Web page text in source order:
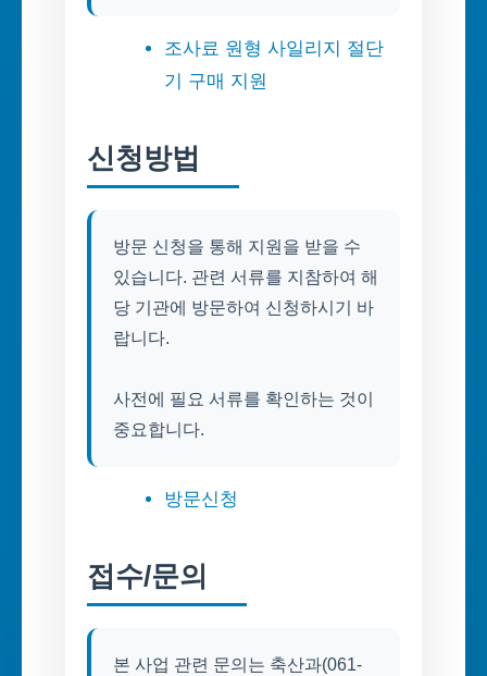
조사료 원형 사일리지 절단
기 구매 지원
신청방법
방문 신청을 통해 지원을 받을 수
있습니다. 관련 서류를 지참하여 해
당 기관에 방문하여 신청하시기 바
랍니다.
사전에 필요 서류를 확인하는 것이
중요합니다.
방문신청
접수/문의
본 사업 관련 문의는 축산과(061-